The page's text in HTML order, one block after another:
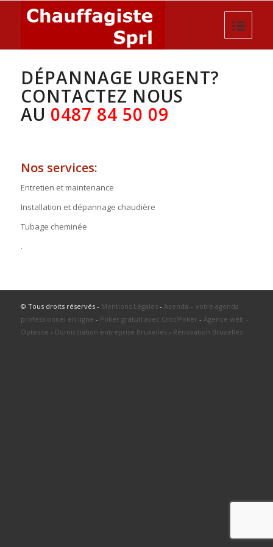
DÉPANNAGE URGENT?
CONTACTEZ NOUS
AU 0487 84 50 09
Nos services:
Entretien et maintenance
Installation et dépannage chaudière
Tubage cheminée
.
© Tous droits réservés - Mentions Légales- Azenda – votre agenda
professionnel en ligne - Poker gratuit avec Croc'Poker - Agence web –
Optesite - Domiciliation entreprise Bruxelles- Rénovation Bruxelles